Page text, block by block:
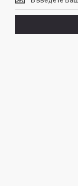
може
да
отпишете!